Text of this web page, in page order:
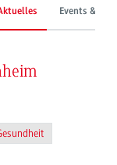
Events &